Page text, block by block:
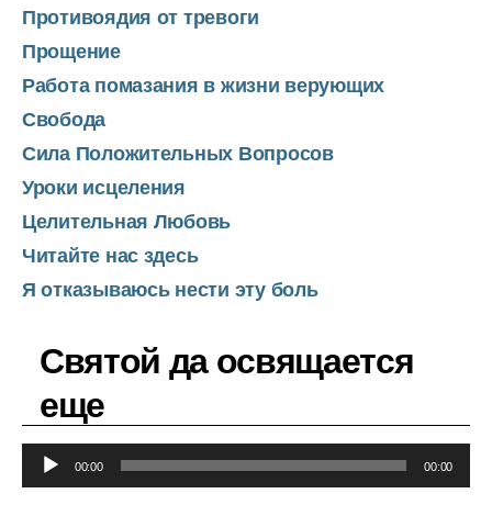
Противоядия от тревоги
Прощение
Работа помазания в жизни верующих
Свобода
Сила Положительных Вопросов
Уроки исцеления
Целительная Любовь
Читайте нас здесь
Я отказываюсь нести эту боль
Святой да освящается
еще
у
00:00 00:00